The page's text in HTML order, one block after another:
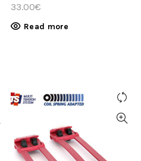
33.00€
Read more